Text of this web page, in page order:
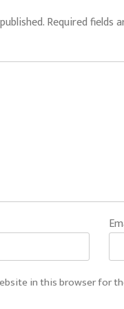
Required fields
in this browser for